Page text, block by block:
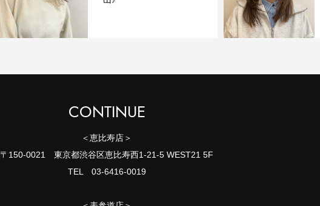
CONTINUE
＜恵比寿店＞
〒150-0021 東京都渋谷区恵比寿西1-21-5 WEST21 5F
TEL 03-6416-0019